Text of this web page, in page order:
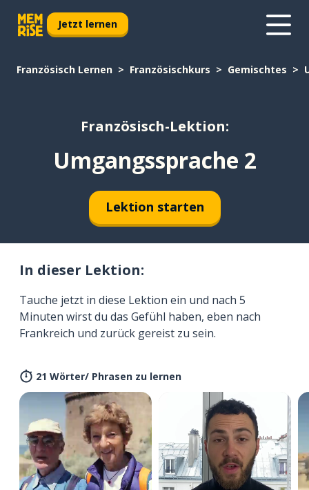
Jetzt lernen
Französisch Lernen Französischkurs Gemischtes
Französisch-Lektion:
Umgangssprache 2
Lektion starten
In dieser Lektion:
Tauche jetzt in diese Lektion ein und nach 5
Minuten wirst du das Gefühl haben, eben nach
Frankreich und zurück gereist zu sein.
21 Wörter/ Phrasen zu lernen